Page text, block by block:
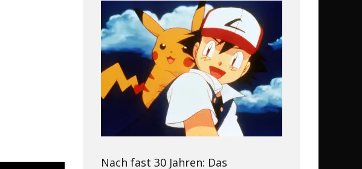
Nach fast 30 Jahren: Das